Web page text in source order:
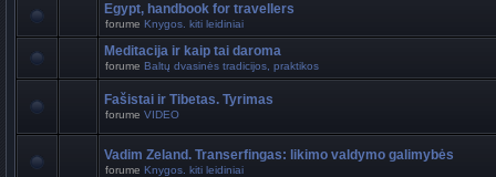
Egypt, handbook for travellers
forume Knygos. kiti leidiniai
Meditacija ir kaip tai daroma
forume Baltų dvasinės tradicijos, praktikos
Fašistai ir Tibetas. Tyrimas
forume VIDEO
Vadim Zeland. Transerfingas: likimo valdymo galimybės
forume Knygos. kiti leidiniai